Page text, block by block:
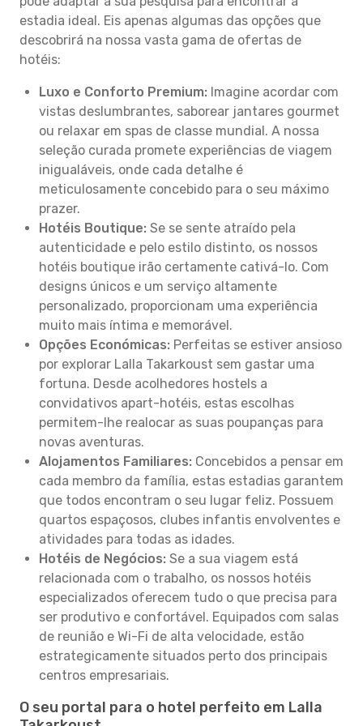
estadia ideal. Eis apenas algumas das opções que
descobrirá na nossa vasta gama de ofertas de
hotéis:
Luxo e Conforto Premium: Imagine acordar com
vistas deslumbrantes, saborear jantares gourmet
ou relaxar em spas de classe mundial. A nossa
seleção curada promete experiências de viagem
inigualáveis, onde cada detalhe é
meticulosamente concebido para o seu máximo
prazer.
Hotéis Boutique: Se se sente atraído pela
autenticidade e pelo estilo distinto, os nossos
hotéis boutique irão certamente cativá-lo. Com
designs únicos e um serviço altamente
personalizado, proporcionam uma experiência
muito mais íntima e memorável.
Opções Económicas: Perfeitas se estiver ansioso
por explorar Lalla Takarkoust sem gastar uma
fortuna. Desde acolhedores hostels a
convidativos apart-hotéis, estas escolhas
permitem-lhe realocar as suas poupanças para
novas aventuras.
Alojamentos Familiares: Concebidos a pensar em
cada membro da família, estas estadias garantem
que todos encontram o seu lugar feliz. Possuem
quartos espaçosos, clubes infantis envolventes e
atividades para todas as idades.
Hotéis de Negócios: Se a sua viagem está
relacionada com o trabalho, os nossos hotéis
especializados oferecem tudo o que precisa para
ser produtivo e confortável. Equipados com salas
de reunião e Wi-Fi de alta velocidade, estão
estrategicamente situados perto dos principais
centros empresariais.
O seu portal para o hotel perfeito em Lalla